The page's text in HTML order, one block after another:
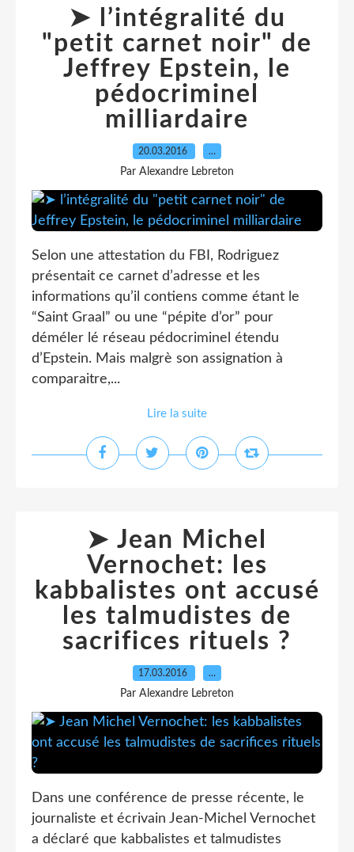
➤ l’intégralité du
"petit carnet noir" de
Jeffrey Epstein, le
pédocriminel
milliardaire
20.03.2016 …
Par Alexandre Lebreton
Selon une attestation du FBI, Rodriguez
présentait ce carnet d’adresse et les
informations qu’il contiens comme étant le
“Saint Graal” ou une “pépite d’or” pour
déméler lé réseau pédocriminel étendu
d’Epstein. Mais malgrè son assignation à
comparaitre,...
Lire la suite
➤ Jean Michel
Vernochet: les
kabbalistes ont accusé
les talmudistes de
sacrifices rituels ?
17.03.2016 …
Par Alexandre Lebreton
Dans une conférence de presse récente, le
journaliste et écrivain Jean-Michel Vernochet
a déclaré que kabbalistes et talmudistes